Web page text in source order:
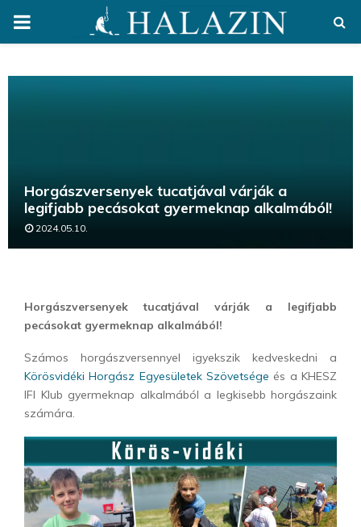
PRIMARY
Horgászversenyek tucatjával várják a
legifjabb pecásokat gyermeknap alkalmából!
2024.05.10.
Horgászversenyek tucatjával várják a legifjabb
pecásokat gyermeknap alkalmából!
Számos horgászversennyel igyekszik kedveskedni a
Körösvidéki Horgász Egyesületek Szövetsége és a KHESZ
IFI Klub gyermeknap alkalmából a legkisebb horgászaink
számára.